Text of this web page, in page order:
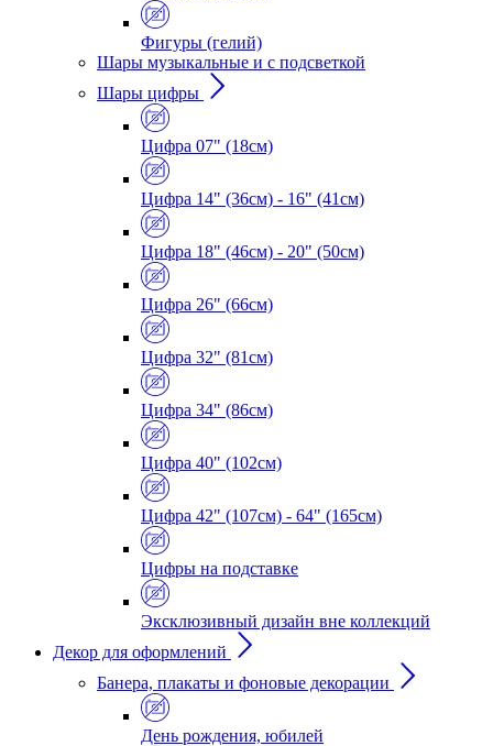
Фигуры (гелий)
Шары музыкальные и с подсветкой
Шары цифры
Цифра 07" (18см)
Цифра 14" (36см) - 16" (41см)
Цифра 18" (46см) - 20" (50см)
Цифра 26" (66см)
Цифра 32" (81см)
Цифра 34" (86см)
Цифра 40" (102см)
Цифра 42" (107см) - 64" (165см)
Цифры на подставке
Эксклюзивный дизайн вне коллекций
Декор для оформлений
Банера, плакаты и фоновые декорации
День рождения, юбилей